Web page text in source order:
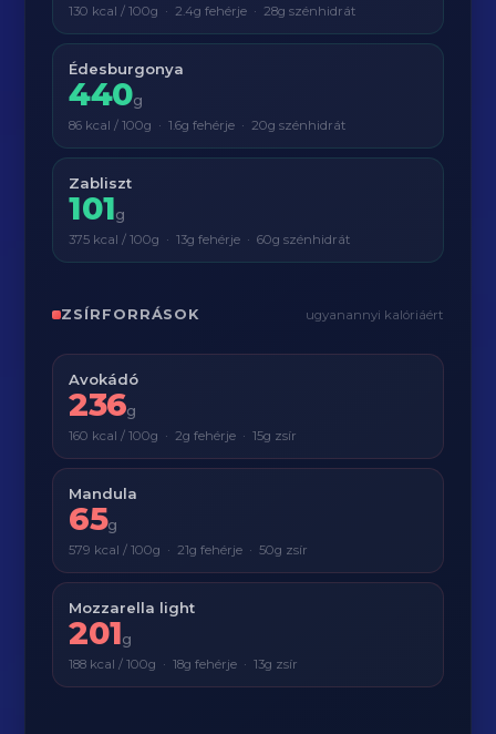
130 kcal / 100g · 2.4g fehérje · 28g szénhidrát
Édesburgonya
440g
86 kcal / 100g · 1.6g fehérje · 20g szénhidrát
Zabliszt
101g
375 kcal / 100g · 13g fehérje · 60g szénhidrát
ZSÍRFORRÁSOK ugyanannyi kalóriáért
Avokádó
236g
160 kcal / 100g · 2g fehérje · 15g zsír
Mandula
65g
579 kcal / 100g · 21g fehérje · 50g zsír
Mozzarella light
201g
188 kcal / 100g · 18g fehérje · 13g zsír